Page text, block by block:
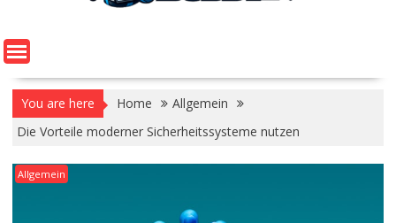
You are here Home
Allgemein
Die Vorteile moderner Sicherheitssysteme nutzen
Allgemein